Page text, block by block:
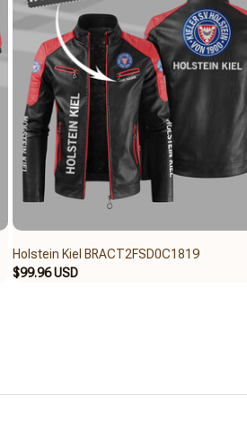
Holstein Kiel BRACT2FSD0C1819
$99.96 USD